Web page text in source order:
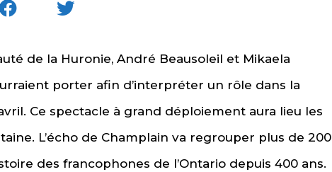
de la Huronie, André Beausoleil et Mikaela
porter afin d’interpréter un rôle dans la
Ce spectacle à grand déploiement aura lieu les
L’écho de Champlain va regrouper plus de 200
des francophones de l’Ontario depuis 400 ans.